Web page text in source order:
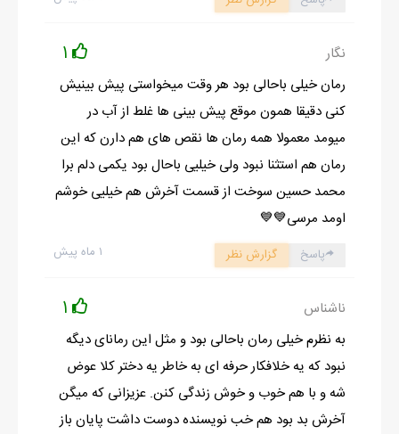
نگار 1
رمان خیلی باحالی بود هر وقت میخواستی پیش بینیش
کنی دقیقا همون موقع پیش بینی ها غلط از آب در
میومد معمولا همه رمان ها نقص های هم دارن که این
رمان هم استثنا نبود ولی خیلیی باحال بود یکمی دلم برا
محمد حسین سوخت از قسمت آخرش هم خیلیی خوشم
اومد مرسی💙💙
۱ ماه پیش پاسخ گزارش نظر
ناشناس 1
به نظرم خیلی رمان باحالی بود و مثل این رمانای دیگه
نبود که یه خلافکار حرفه ای به خاطر یه دختر کلا عوض
شه و با هم خوب و خوش زندگی کنن. عزیزانی که میگن
آخرش بد بود هم خب نویسنده دوست داشت پایان باز